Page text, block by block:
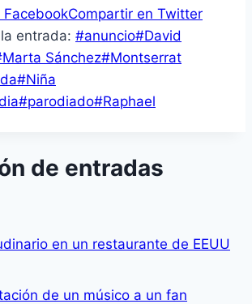
FacebookCompartir en Twitter
entrada: #anuncio#David
Marta Sánchez#Montserrat
#Niña
#parodiado#Raphael
de entradas
en un restaurante de EEUU
de un músico a un fan